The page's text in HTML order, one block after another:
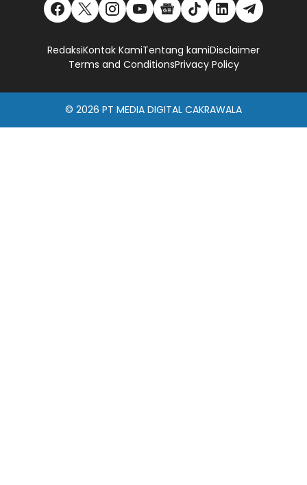
RedaksiKontak KamiTentang kamiDisclaimer
Terms and ConditionsPrivacy Policy
© 2026 PT MEDIA DIGITAL CAKRAWALA